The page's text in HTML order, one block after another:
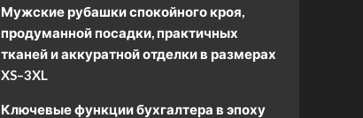
Мужские рубашки спокойного кроя,
продуманной посадки, практичных
тканей и аккуратной отделки в размерах
XS–3XL
Ключевые функции бухгалтера в эпоху